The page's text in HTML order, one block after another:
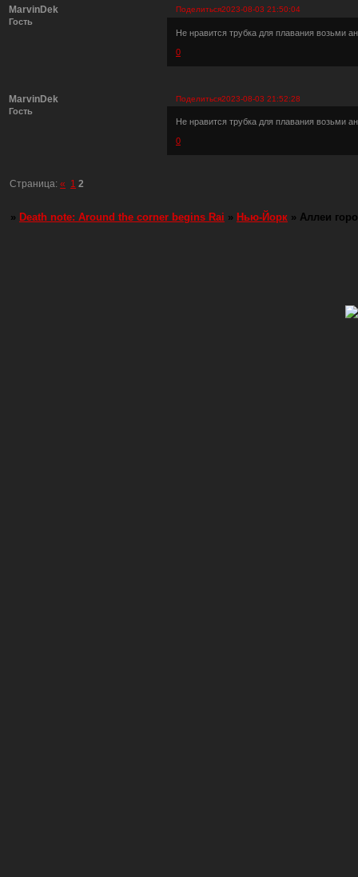
Поделиться2023-08-03 21:50:04
MarvinDek
Гость
Не нравится трубка для плавания возьми
0
Поделиться2023-08-03 21:52:28
MarvinDek
Гость
Не нравится трубка для плавания возьми
0
Страница:« 1 2
» Death note: Around the corner begins Rai » Нью-Йорк » Аллеи